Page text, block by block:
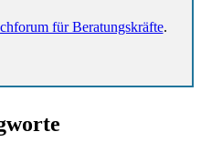
für Beratungskräfte.